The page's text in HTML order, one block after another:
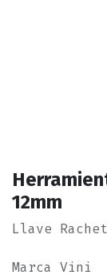
12mm
Llave
Marca Vini